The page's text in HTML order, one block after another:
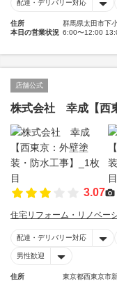
配達・デリバリー対応
住所
群馬県太田市下
本日の営業状況 6:00〜12:00
店舗公式
株式会社 幸成【西
3.07
住宅リフォーム・リノベー
配達・デリバリー対応
男性歓迎
住所
東京都西東京市